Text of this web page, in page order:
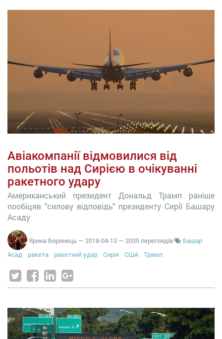
Авіакомпанії відмовилися від
польотів над Сирією в очікуванні
ракетного удару
Американський президент Дональд Трамп раніше
пообіцяв "силову відповідь" президенту Сирії Башару
Асаду
Ярина Боринець — 2018-04-13 — 2035 переглядів
Башар
Асад
ракета ракетний удар Сирія США Трамп